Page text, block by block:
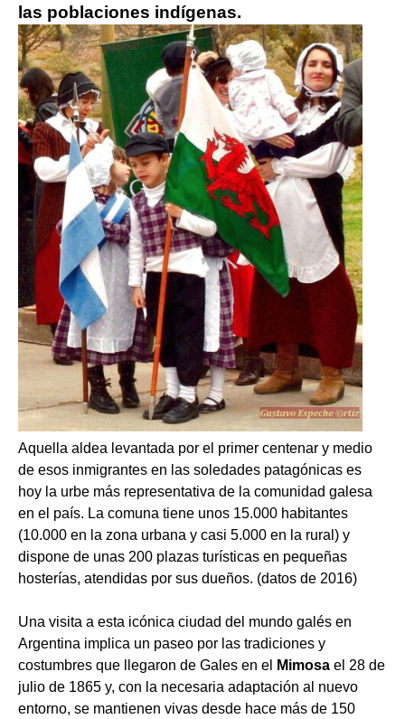
las poblaciones indígenas.
Aquella aldea levantada por el primer centenar y medio
de esos inmigrantes en las soledades patagónicas es
hoy la urbe más representativa de la comunidad galesa
en el país. La comuna tiene unos 15.000 habitantes
(10.000 en la zona urbana y casi 5.000 en la rural) y
dispone de unas 200 plazas turísticas en pequeñas
hosterías, atendidas por sus dueños. (datos de 2016)
Una visita a esta icónica ciudad del mundo galés en
Argentina implica un paseo por las tradiciones y
costumbres que llegaron de Gales en el
Mimosa el 28 de
julio de 1865 y, con la necesaria adaptación al nuevo
entorno, se mantienen vivas desde hace más de 150